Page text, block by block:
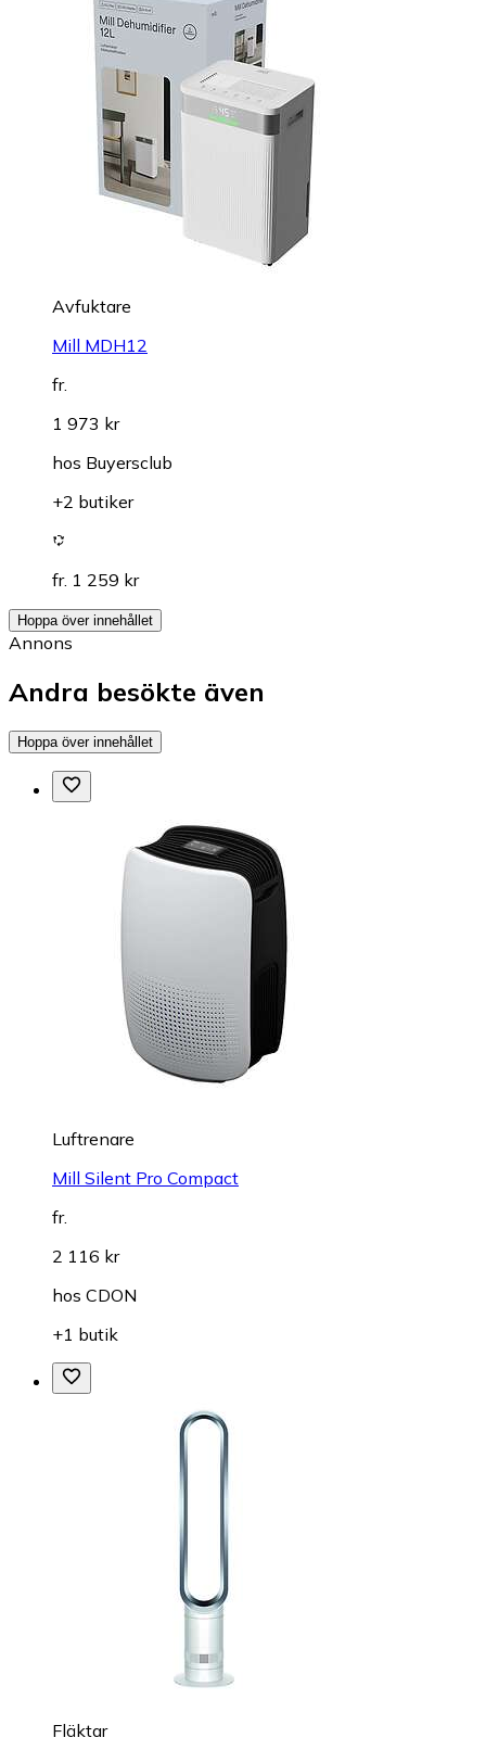
Avfuktare
Mill MDH12
fr.
1 973 kr
hos Buyersclub
+2 butiker
fr. 1 259 kr
Hoppa över innehållet
Annons
Andra besökte även
Hoppa över innehållet
Luftrenare
Mill Silent Pro Compact
fr.
2 116 kr
hos CDON
+1 butik
Fläktar